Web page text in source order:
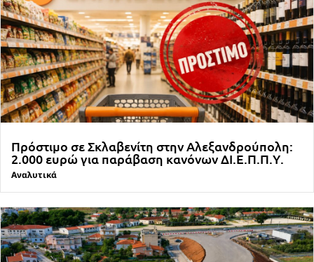
Πρόστιμο σε Σκλαβενίτη στην Αλεξανδρούπολη:
2.000 ευρώ για παράβαση κανόνων ΔΙ.Ε.Π.Π.Υ.
Αναλυτικά